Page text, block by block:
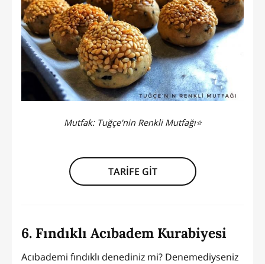
Mutfak: Tuğçe'nin Renkli Mutfağı⭐️
TARİFE GİT
6. Fındıklı Acıbadem Kurabiyesi
Acıbademi fındıklı denediniz mi? Denemediyseniz